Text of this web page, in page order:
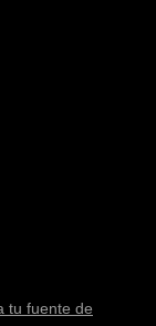
tu fuente de